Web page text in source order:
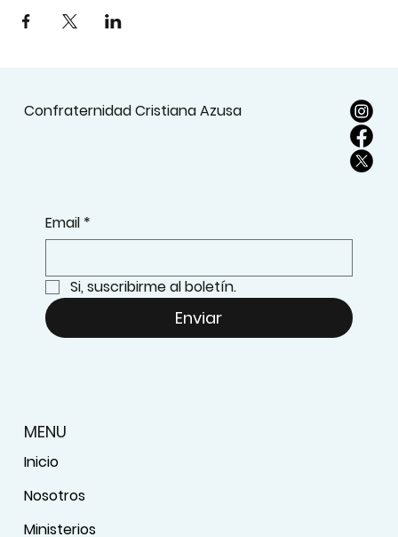
Confraternidad Cristiana Azusa
Email *
Si, suscribirme al boletín.
Enviar
MENU
Inicio
Nosotros
Ministerios